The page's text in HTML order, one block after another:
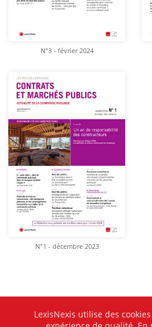
N°3 - février 2024
N°1 - décembre 2023
LexisNexis utilise des